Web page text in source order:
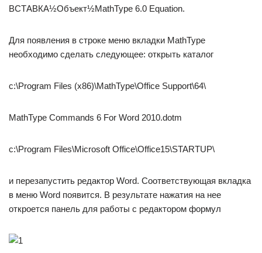
ВСТАВКА½Объект½MathType 6.0 Equation.
Для появления в строке меню вкладки MathType
необходимо сделать следующее: открыть каталог
c:\Program Files (x86)\MathType\Office Support\64\
MathType Commands 6 For Word 2010.dotm
c:\Program Files\Microsoft Office\Office15\STARTUP\
и перезапустить редактор Word. Соответствующая вкладка
в меню Word появится. В результате нажатия на нее
откроется панель для работы с редактором формул